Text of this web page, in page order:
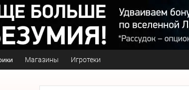
Магазины Игротеки